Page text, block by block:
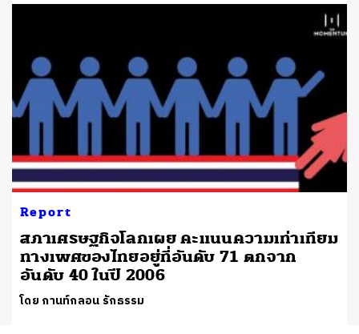
Report
สภาเศรษฐกิจโลกเผย คะแนนความเท่าเทียม
ทางเพศของไทยอยู่ที่อันดับ 71 ตกจาก
อันดับ 40 ในปี 2006
โดย กานท์กลอน รักธรรม